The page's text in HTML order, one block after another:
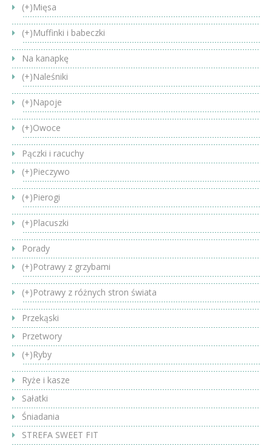
(+)Mięsa
(+)Muffinki i babeczki
Na kanapkę
(+)Naleśniki
(+)Napoje
(+)Owoce
Pączki i racuchy
(+)Pieczywo
(+)Pierogi
(+)Placuszki
Porady
(+)Potrawy z grzybami
(+)Potrawy z różnych stron świata
Przekąski
Przetwory
(+)Ryby
Ryże i kasze
Sałatki
Śniadania
STREFA SWEET FIT